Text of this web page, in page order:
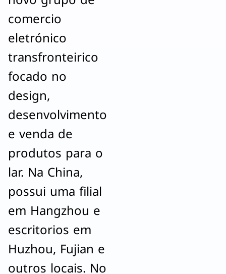
comercio
eletrónico
transfronteirico
focado no
design,
desenvolvimento
e venda de
produtos para o
lar. Na China,
possui uma filial
em Hangzhou e
escritorios em
Huzhou, Fujian e
outros locais. No